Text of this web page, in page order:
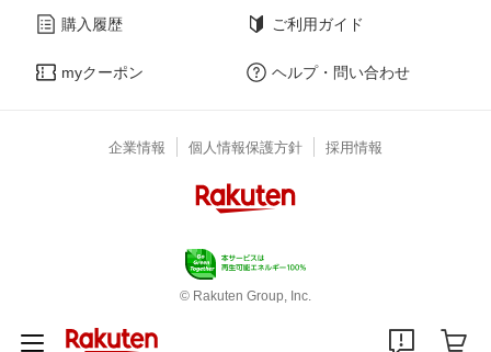
購入履歴
myクーポン
ご利用ガイド
ヘルプ・問い合わせ
企業情報 個人情報保護方針 採用情報
© Rakuten Group, Inc.